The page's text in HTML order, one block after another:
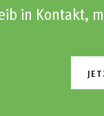
in Kontakt,